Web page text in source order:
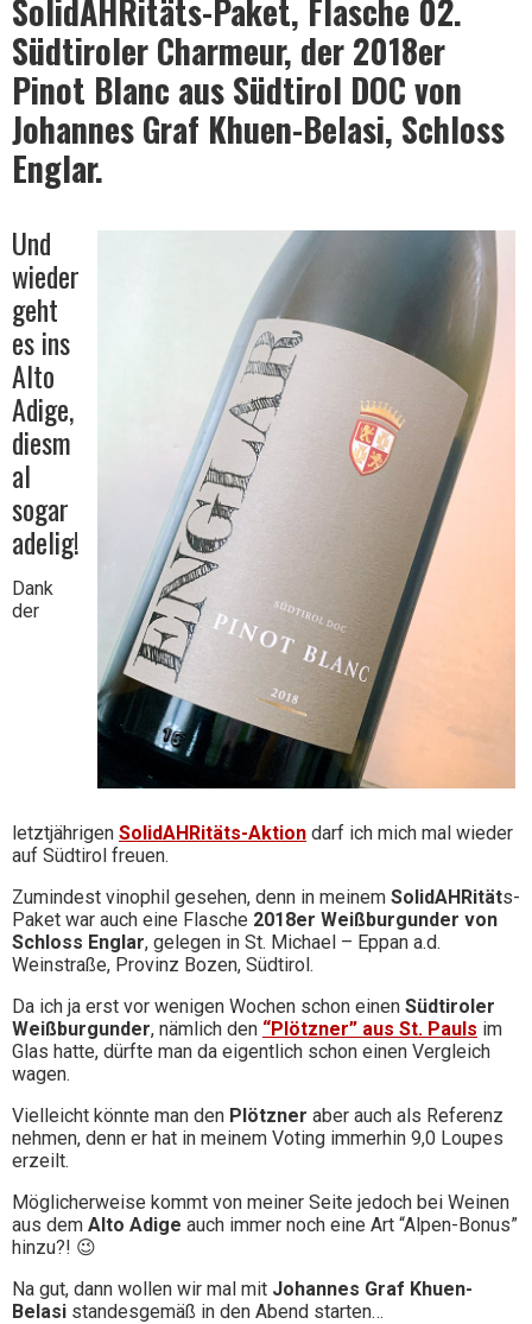
schlechten
Wein
SolidAHRitäts-Paket, Flasche 02.
Südtiroler Charmeur, der 2018er
Pinot Blanc aus Südtirol DOC von
Johannes Graf Khuen-Belasi, Schloss
Englar.
Und
wieder
geht
es ins
Alto
Adige,
diesm
al
sogar
adelig!
Dank
der
letztjährigen SolidAHRitäts-Aktion darf ich mich mal wieder
auf Südtirol freuen.
Zumindest vinophil gesehen, denn in meinem SolidAHRitäts-
Paket war auch eine Flasche 2018er Weißburgunder von
Schloss Englar, gelegen in St. Michael – Eppan a.d.
Weinstraße, Provinz Bozen, Südtirol.
Da ich ja erst vor wenigen Wochen schon einen Südtiroler
Weißburgunder, nämlich den “Plötzner” aus St. Pauls im
Glas hatte, dürfte man da eigentlich schon einen Vergleich
wagen.
Vielleicht könnte man den Plötzner aber auch als Referenz
nehmen, denn er hat in meinem Voting immerhin 9,0 Loupes
erzeilt.
Möglicherweise kommt von meiner Seite jedoch bei Weinen
aus dem Alto Adige auch immer noch eine Art “Alpen-Bonus”
hinzu?! 😉
Na gut, dann wollen wir mal mit Johannes Graf Khuen-
Belasi standesgemäß in den Abend starten…